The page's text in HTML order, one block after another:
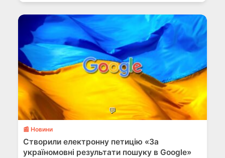
💬
📰 Новини
Створили електронну петицію «За
україномовні результати пошуку в Google»